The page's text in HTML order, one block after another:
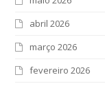
abril 2026
março 2026
fevereiro 2026